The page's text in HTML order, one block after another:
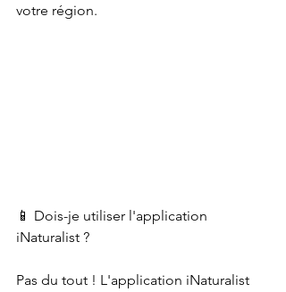
votre région.
📱 Dois-je utiliser l'application
iNaturalist ?
Pas du tout ! L'application iNaturalist